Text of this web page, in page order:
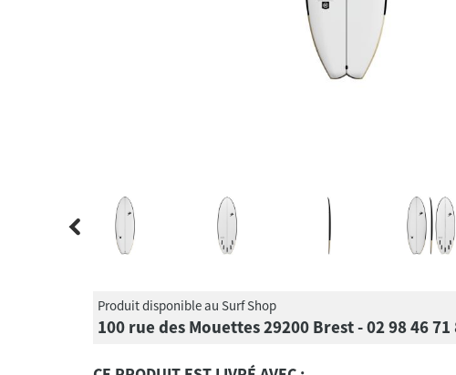
Produit disponible au Surf Shop
100 rue des Mouettes 29200 Brest - 02 98 46 71